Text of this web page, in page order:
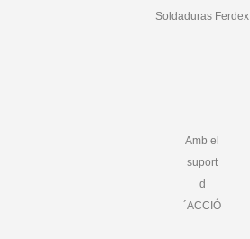
Soldaduras Ferdex
Amb el
suport
d
´ACCIÓ